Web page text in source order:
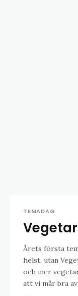
TEMADAG
Årets första
helst, utan
och mer
att vi mår bra